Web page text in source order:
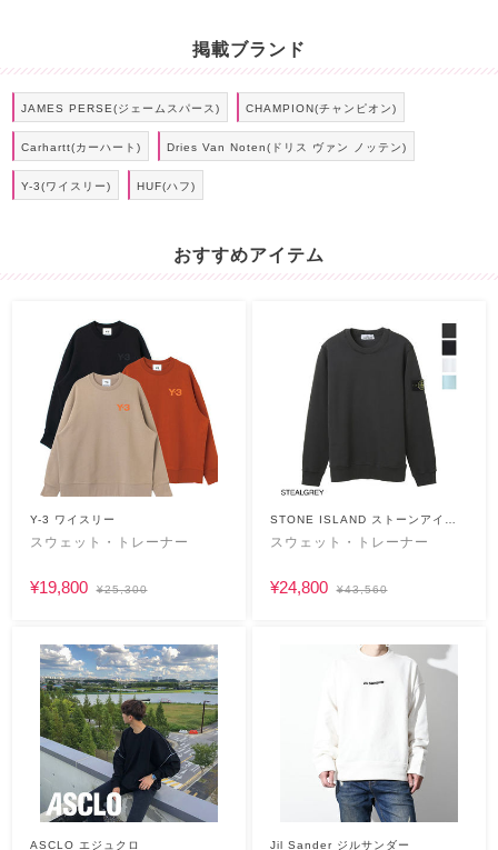
掲載ブランド
JAMES PERSE(ジェームスパース) CHAMPION(チャンピオン)
Carhartt(カーハート) Dries Van Noten(ドリス ヴァン ノッテン)
Y-3(ワイスリー) HUF(ハフ)
おすすめアイテム
Y-3 ワイスリー
スウェット・トレーナー
¥19,800 ¥25,300
STONE ISLAND ストーンアイラ
ンド
スウェット・トレーナー
¥24,800 ¥43,560
ASCLO エジュクロ Jil Sander ジルサンダー